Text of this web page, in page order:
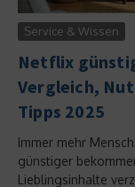
Service & Wissen
Netflix
Vergleich,
Tipps 2025
Immer mehr
günstiger
Lieblingsinhalte